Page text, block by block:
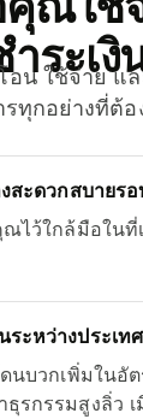
ระเงิ
น ใช้จ่าย แล
ทุกอย่างที่ต้อ
สะดวกสบายร
ไว้ใกล้มือในที่
ะหว่างประเทศ
นบวกเพิ่มในอั
รกรรมสูงลิ่ว